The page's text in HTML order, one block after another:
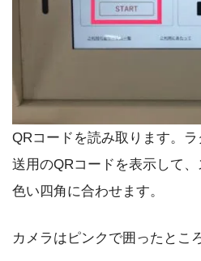
QRコードを読み取ります。
送用のQRコードを表示して
色い四角に合わせます。
カメラはピンクで囲ったとこ